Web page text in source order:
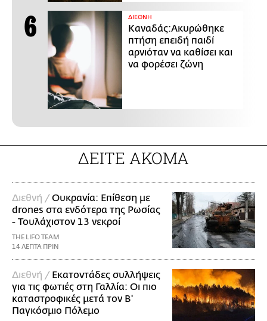
ΔΙΕΘΝΗ
Καναδάς:Ακυρώθηκε
πτήση επειδή παιδί
αρνιόταν να καθίσει και
να φορέσει ζώνη
ΔΕΙΤΕ ΑΚΟΜΑ
Διεθνή /Ουκρανία: Επίθεση με
drones στα ενδότερα της Ρωσίας
- Τουλάχιστον 13 νεκροί
THE LIFO TEAM
14 ΛΕΠΤΑ ΠΡΙΝ
Διεθνή / Εκατοντάδες συλλήψεις
για τις φωτιές στη Γαλλία: Οι πιο
καταστροφικές μετά τον Β'
Παγκόσμιο Πόλεμο